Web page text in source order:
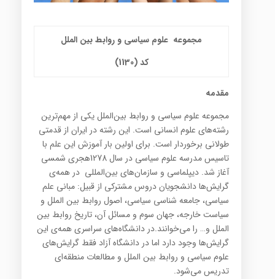
مجموعه علوم سیاسی و روابط بین الملل
کد (1130)
مقدمه
مجموعه علوم سياسي و روابط بين‌الملل يکي از مهم‌ترين
رشته‌هاي علوم انساني است. اين رشته در ايران از قدمتي
طولاني برخوردار است. براي اولين بار آموزش اين علم با
تاسيس مدرسه علوم سياسي در سال 1278هجري شمسي
آغاز شد. ديپلماسي و سازمان‌هاي بين‌المللي در همه‌ي
گرايش‌ها دانشجويان دروس مشترکي از قبيل: مباني علم
سياسي، جامعه شناسي سياسي، اصول روابط بين الملل و
سياست خارجه، جهان سوم و مسائل آن، تاريخ روابط بين
الملل و… را مي‌خوانند.در دانشگاه‌هاي سراسري همه‌ي اين
گرايش‌ها وجود دارد اما در دانشگاه آزاد فقط گرايش‌هاي
علوم سياسي و روابط بين الملل و مطالعات منطقه‌اي
تدريس مي‌شود.